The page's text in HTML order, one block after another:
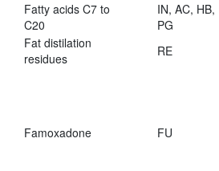
Fatty acids C7 to
C20
IN, AC, HB,
PG
Fat distilation
residues
RE
Famoxadone FU